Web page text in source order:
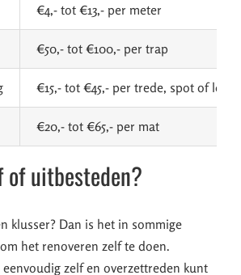
€4,- tot €13,- per meter
€50,- tot €100,- per trap
€15,- tot €45,- per trede, spot of led
€20,- tot €65,- per mat
of uitbesteden?
klusser? Dan is het in sommige
het renoveren zelf te doen.
zelf en overzettreden kunt